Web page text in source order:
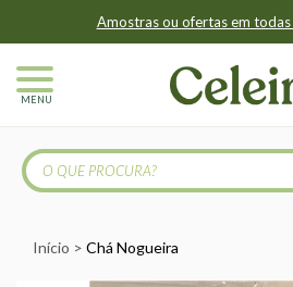
Amostras ou ofertas em todas
MENU
Início Chá Nogueira